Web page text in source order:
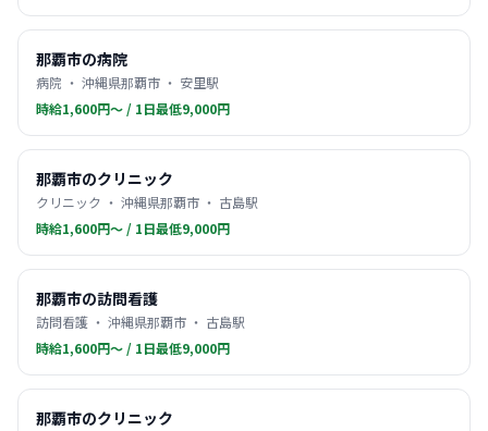
那覇市の病院
病院 ・ 沖縄県那覇市 ・ 安里駅
時給1,600円〜 / 1日最低9,000円
那覇市のクリニック
クリニック ・ 沖縄県那覇市 ・ 古島駅
時給1,600円〜 / 1日最低9,000円
那覇市の訪問看護
訪問看護 ・ 沖縄県那覇市 ・ 古島駅
時給1,600円〜 / 1日最低9,000円
那覇市のクリニック